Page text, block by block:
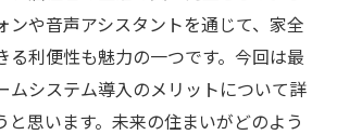
ンや音声アシスタントを通じて、家全
る利便性も魅力の一つです。今回は最
ムシステム導入のメリットについて詳
と思います。未来の住まいがどのよう